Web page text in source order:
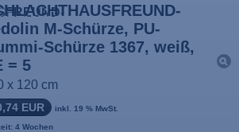
M-Schürze, PU-
Schürze 1367, weiß,
= 5
x 120 cm
EUR inkl. 19 % MwSt.
4 Wochen